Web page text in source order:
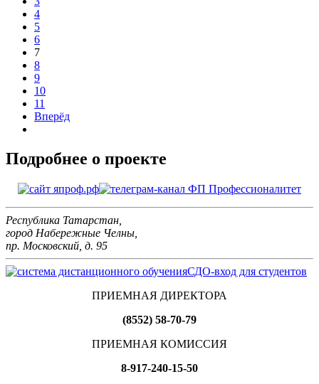
4
5
6
7
8
9
10
11
Вперёд
Подробнее о проекте
Республика Татарстан,
город Набережные Челны,
пр. Московский, д. 95
СДО-вход для студентов
ПРИЕМНАЯ ДИРЕКТОРА
(8552) 58-70-79
ПРИЕМНАЯ КОМИССИЯ
8-917-240-15-50